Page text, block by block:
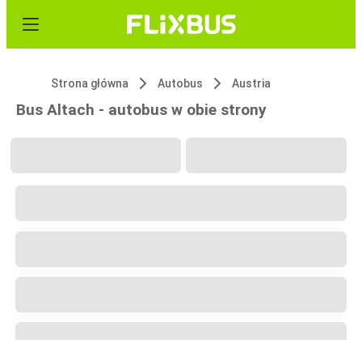
Strona główna Autobus Austria
Bus Altach - autobus w obie strony